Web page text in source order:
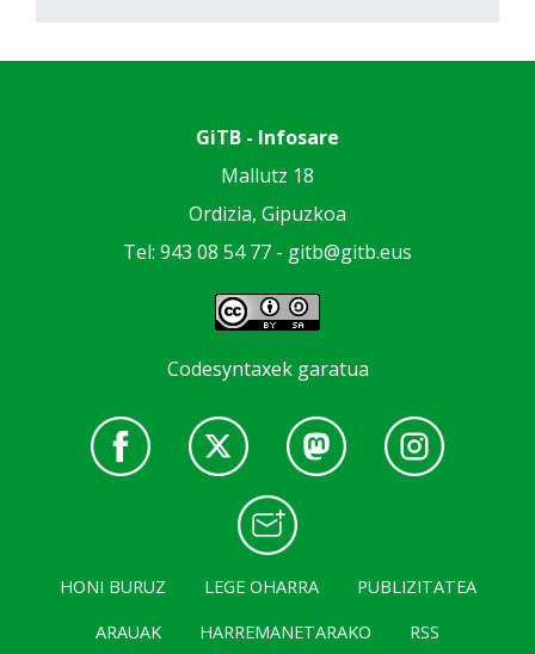
GiTB - Infosare
Mallutz 18
Ordizia, Gipuzkoa
Tel: 943 08 54 77 - gitb@gitb.eus
Codesyntaxek garatua
HONI BURUZ LEGE OHARRA
PUBLIZITATEA
ARAUAK
HARREMANETARAKO RSS